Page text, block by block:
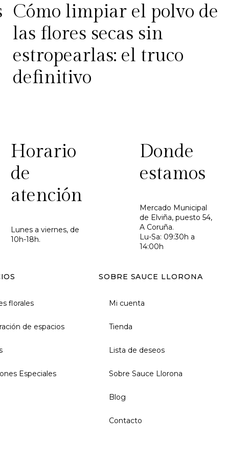
Cómo limpiar el polvo de
las flores secas sin
estropearlas: el truco
definitivo
Horario
de
atención
Lunes a viernes, de
10h-18h.
Donde
estamos
Mercado Municipal
de Elviña, puesto 54,
A Coruña.
Lu-Sa: 09:30h a
14:00h
florales
de espacios
Especiales
SOBRE SAUCE LLORONA
Mi cuenta
Tienda
Lista de deseos
Sobre Sauce Llorona
Blog
Contacto